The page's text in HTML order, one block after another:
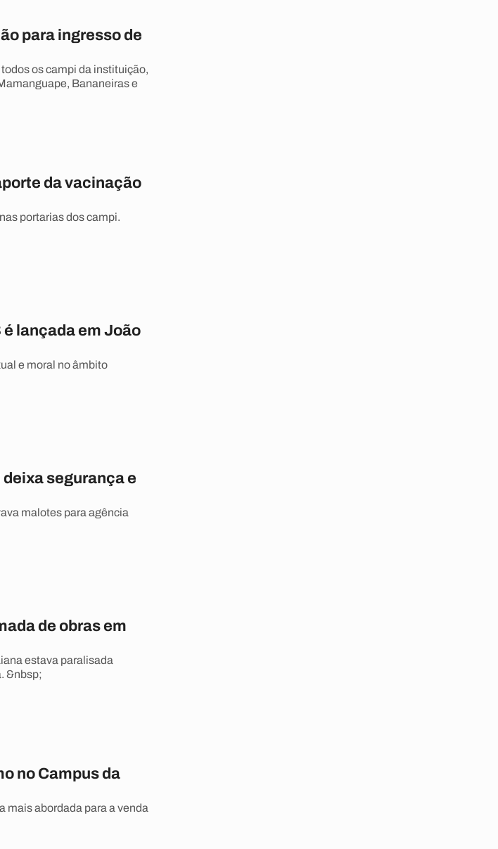
para ingresso de
os campi da instituição,
Bananeiras e
da vacinação
portarias dos campi.
é lançada em João
e moral no âmbito
segurança e
malotes para agência
de obras em
estava paralisada
&nbsp;
no Campus da
mais abordada para a venda